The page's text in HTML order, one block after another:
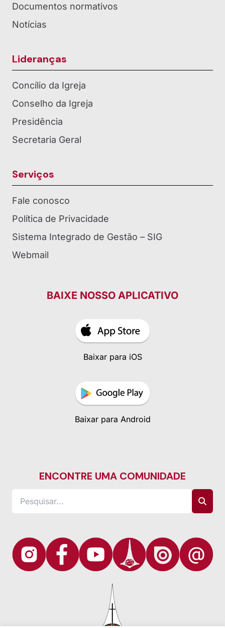
Documentos normativos
Notícias
Lideranças
Concílio da Igreja
Conselho da Igreja
Presidência
Secretaria Geral
Serviços
Fale conosco
Política de Privacidade
Sistema Integrado de Gestão – SIG
Webmail
BAIXE NOSSO APLICATIVO
Baixar para iOS
Baixar para Android
ENCONTRE UMA COMUNIDADE